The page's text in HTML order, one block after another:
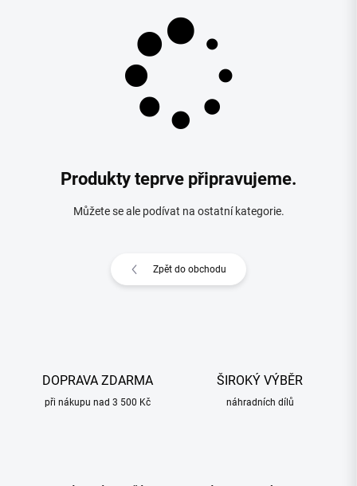
Produkty teprve připravujeme.
Můžete se ale podívat na ostatní kategorie.
Zpět do obchodu
DOPRAVA ZDARMA
při nákupu nad 3 500 Kč
ŠIROKÝ VÝBĚR
náhradních dílů